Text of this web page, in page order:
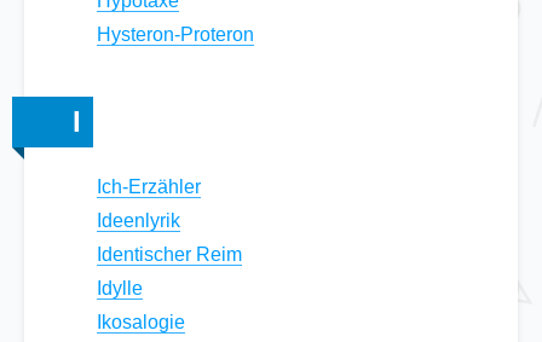
Hysteron-Proteron
I
Ich-Erzähler
Ideenlyrik
Identischer Reim
Idylle
Ikosalogie